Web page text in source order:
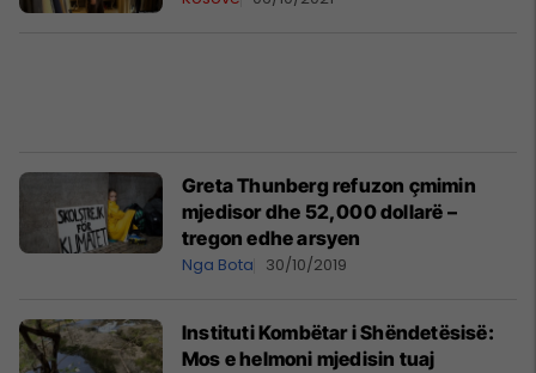
Greta Thunberg refuzon çmimin
mjedisor dhe 52,000 dollarë –
tregon edhe arsyen
Nga Bota 30/10/2019
Instituti Kombëtar i Shëndetësisë:​
Mos e helmoni mjedisin tuaj